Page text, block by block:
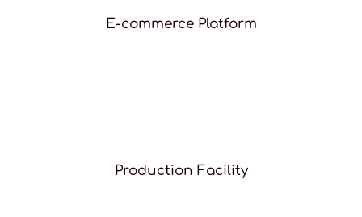
E-commerce Platform
Production Facility